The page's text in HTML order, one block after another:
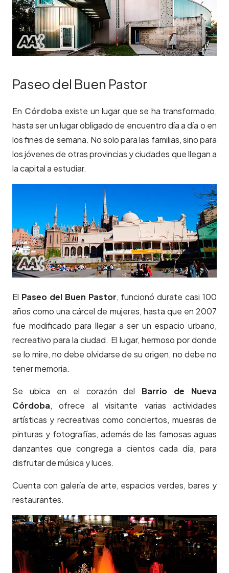
Paseo del Buen Pastor
En Córdoba existe un lugar que se ha transformado,
hasta ser un lugar obligado de encuentro día a día o en
los fines de semana. No solo para las familias, sino para
los jóvenes de otras provincias y ciudades que llegan a
la capital a estudiar.
El Paseo del Buen Pastor, funcionó durate casi 100
años como una cárcel de mujeres, hasta que en 2007
fue modificado para llegar a ser un espacio urbano,
recreativo para la ciudad. El lugar, hermoso por donde
se lo mire, no debe olvidarse de su origen, no debe no
tener memoria.
Se ubica en el corazón del Barrio de Nueva
Córdoba, ofrece al visitante varias actividades
artísticas y recreativas como conciertos, muesras de
pinturas y fotografías, además de las famosas aguas
danzantes que congrega a cientos cada día, para
disfrutar de música y luces.
Cuenta con galería de arte, espacios verdes, bares y
restaurantes.